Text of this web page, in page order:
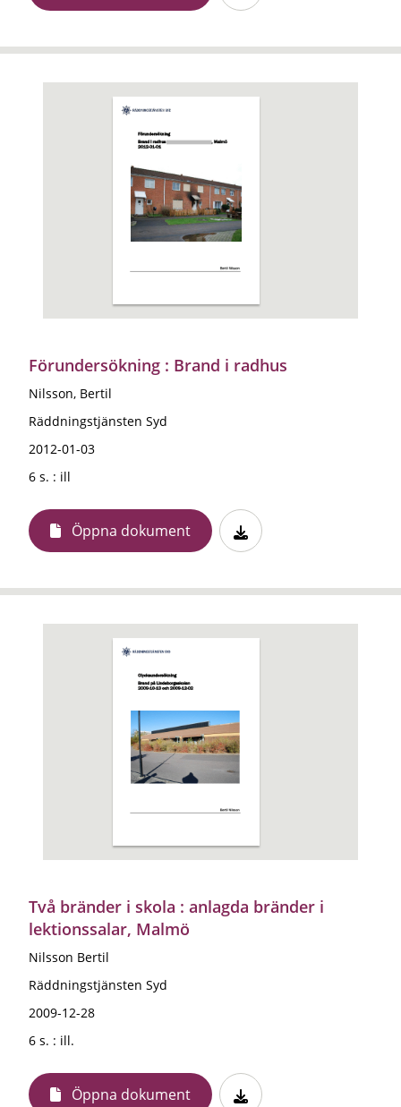
Förundersökning : Brand i radhus
Nilsson, Bertil
Räddningstjänsten Syd
2012-01-03
6 s. : ill
Öppna dokument
Två bränder i skola : anlagda bränder i
lektionssalar, Malmö
Nilsson Bertil
Räddningstjänsten Syd
2009-12-28
6 s. : ill.
Öppna dokument